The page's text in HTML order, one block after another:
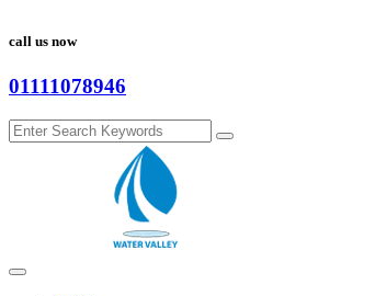
call us now
01111078946